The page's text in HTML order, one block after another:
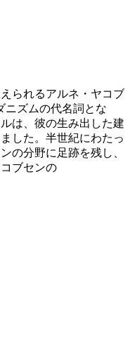
られるアルネ・ヤコブ
ニズムの代名詞とな
は、彼の生み出した建
した。半世紀にわたっ
の分野に足跡を残し、
ブセンの